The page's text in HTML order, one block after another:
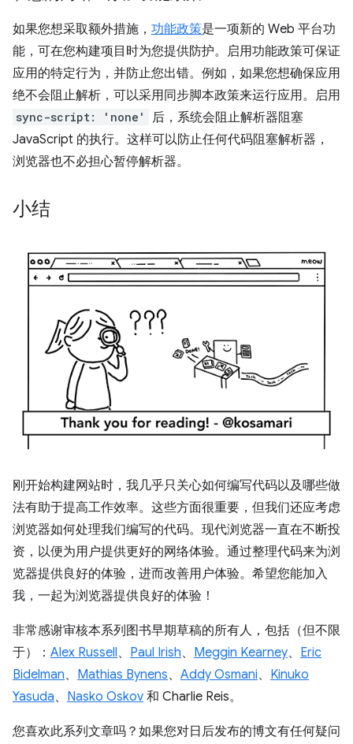
如果您想采取额外措施， 功能政策是一项新的 Web 平台功
能，可在您构建项目时为您提供防护。启用功能政策可保证
应用的特定行为，并防止您出错。例如，如果您想确保应用
绝不会阻止解析，可以采用同步脚本政策来运行应用。启用
sync-script: 'none'
后，系统会阻止解析器阻塞
JavaScript 的执行。这样可以防止任何代码阻塞解析器，
浏览器也不必担心暂停解析器。
小结
刚开始构建网站时，我几乎只关心如何编写代码以及哪些做
法有助于提高工作效率。这些方面很重要，但我们还应考虑
浏览器如何处理我们编写的代码。现代浏览器一直在不断投
资，以便为用户提供更好的网络体验。通过整理代码来为浏
览器提供良好的体验，进而改善用户体验。希望您能加入
我，一起为浏览器提供良好的体验！
非常感谢审核本系列图书早期草稿的所有人，包括（但不限
于）： Alex Russell、 Paul Irish、 Meggin Kearney、 Eric
Bidelman、 Mathias Bynens、 Addy Osmani、 Kinuko
Yasuda、 Nasko Oskov 和 Charlie Reis。
您喜欢此系列文章吗？如果您对日后发布的博文有任何疑问